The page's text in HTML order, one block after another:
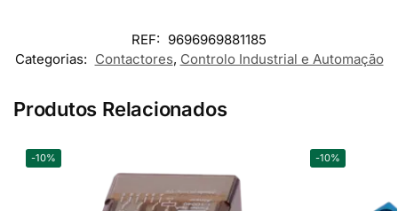
REF: 9696969881185
Categorias: Contactores, Controlo Industrial e Automação
Produtos Relacionados
-10% -10%